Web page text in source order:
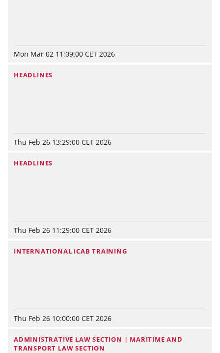
Mon Mar 02 11:09:00 CET 2026
HEADLINES
Thu Feb 26 13:29:00 CET 2026
HEADLINES
Thu Feb 26 11:29:00 CET 2026
INTERNATIONAL ICAB TRAINING
Thu Feb 26 10:00:00 CET 2026
ADMINISTRATIVE LAW SECTION | MARITIME AND
TRANSPORT LAW SECTION